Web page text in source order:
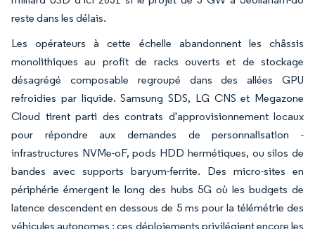
reste dans les délais.
Les opérateurs à cette échelle abandonnent les châssis
monolithiques au profit de racks ouverts et de stockage
désagrégé composable regroupé dans des allées GPU
refroidies par liquide. Samsung SDS, LG CNS et Megazone
Cloud tirent parti des contrats d'approvisionnement locaux
pour répondre aux demandes de personnalisation -
infrastructures NVMe-oF, pods HDD hermétiques, ou silos de
bandes avec supports baryum-ferrite. Des micro-sites en
périphérie émergent le long des hubs 5G où les budgets de
latence descendent en dessous de 5 ms pour la télémétrie des
véhicules autonomes ; ces déploiements privilégient encore les